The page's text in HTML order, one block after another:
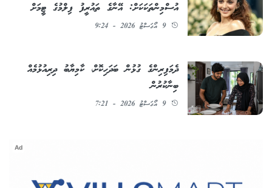
އުސްމިންތަކަކަށް: އޭނާގެ ތައުރީފު ފިލްމުގެ ޓީމަށް
9 އޯގަސްޓު 2026 - 9:24
ދެމަފިރިންގެ ގުޅުން ބަދަހިކޮށް، ކާމިޔާބު ދިރިއުޅުމެއް
ބިނާކުރުން
9 އޯގަސްޓު 2026 - 7:21
Ad